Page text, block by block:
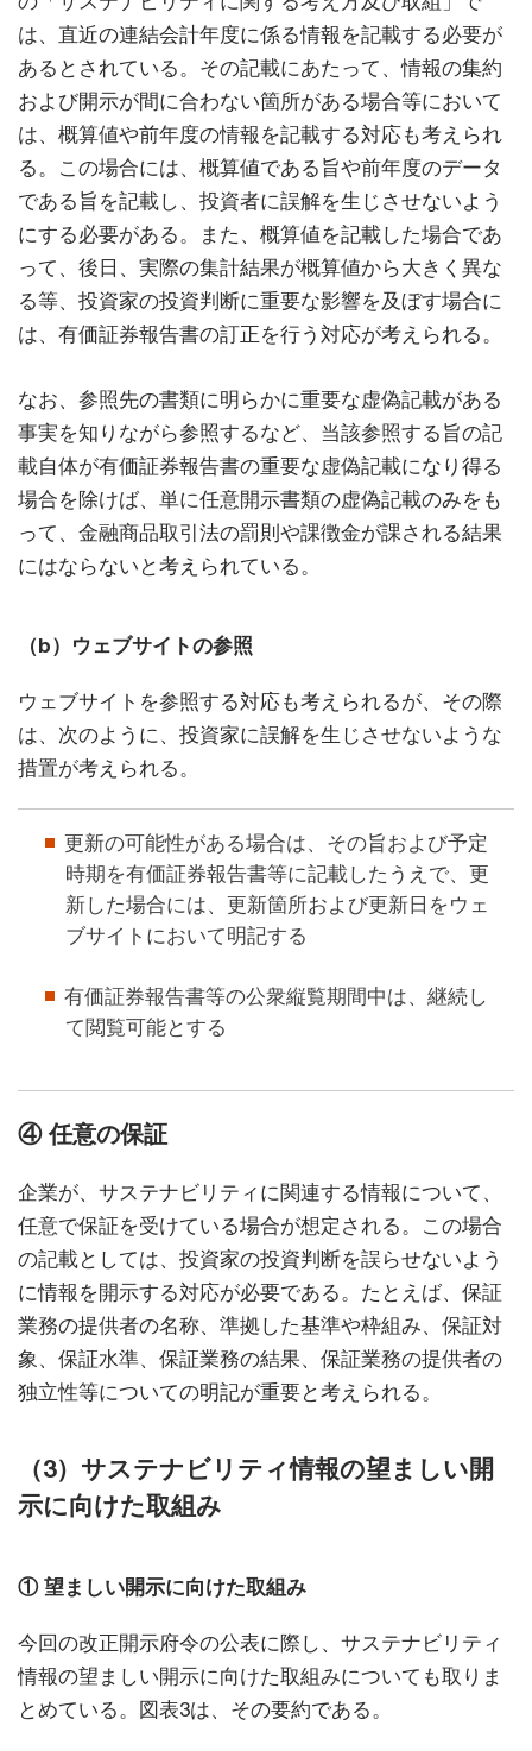
は、直近の連結会計年度に係る情報を記載する必要が
あるとされている。その記載にあたって、情報の集約
および開示が間に合わない箇所がある場合等において
は、概算値や前年度の情報を記載する対応も考えられ
る。この場合には、概算値である旨や前年度のデータ
である旨を記載し、投資者に誤解を生じさせないよう
にする必要がある。また、概算値を記載した場合であ
って、後日、実際の集計結果が概算値から大きく異な
る等、投資家の投資判断に重要な影響を及ぼす場合に
は、有価証券報告書の訂正を行う対応が考えられる。
なお、参照先の書類に明らかに重要な虚偽記載がある
事実を知りながら参照するなど、当該参照する旨の記
載自体が有価証券報告書の重要な虚偽記載になり得る
場合を除けば、単に任意開示書類の虚偽記載のみをも
って、金融商品取引法の罰則や課徴金が課される結果
にはならないと考えられている。
（b）ウェブサイトの参照
ウェブサイトを参照する対応も考えられるが、その際
は、次のように、投資家に誤解を生じさせないような
措置が考えられる。
更新の可能性がある場合は、その旨および予定
時期を有価証券報告書等に記載したうえで、更
新した場合には、更新箇所および更新日をウェ
ブサイトにおいて明記する
有価証券報告書等の公衆縦覧期間中は、継続し
て閲覧可能とする
④ 任意の保証
企業が、サステナビリティに関連する情報について、
任意で保証を受けている場合が想定される。この場合
の記載としては、投資家の投資判断を誤らせないよう
に情報を開示する対応が必要である。たとえば、保証
業務の提供者の名称、準拠した基準や枠組み、保証対
象、保証水準、保証業務の結果、保証業務の提供者の
独立性等についての明記が重要と考えられる。
（3）サステナビリティ情報の望ましい開
示に向けた取組み
① 望ましい開示に向けた取組み
今回の改正開示府令の公表に際し、サステナビリティ
情報の望ましい開示に向けた取組みについても取りま
とめている。図表3は、その要約である。